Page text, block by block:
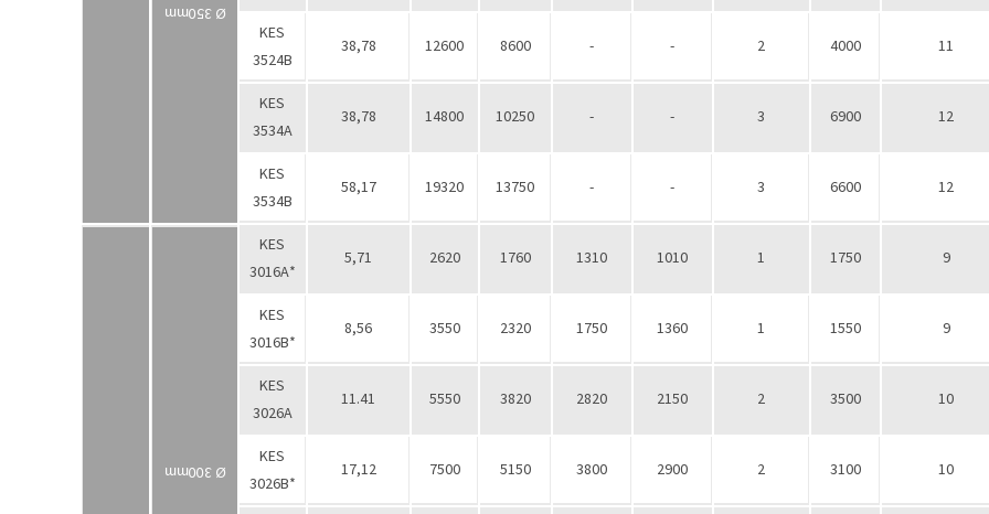
Ø 350mm
KES
3524В
38,78 12600 8600 - - 2 4000 11
KES
3534А
38,78 14800 10250 - - 3 6900 12
KES
3534В
58,17 19320 13750 - - 3 6600 12
Ø 300mm
KES
3016А*
5,71 2620 1760 1310 1010 1 1750 9
KES
3016В*
8,56 3550 2320 1750 1360 1 1550 9
KES
3026А
11.41 5550 3820 2820 2150 2 3500 10
KES
3026B*
17,12 7500 5150 3800 2900 2 3100 10